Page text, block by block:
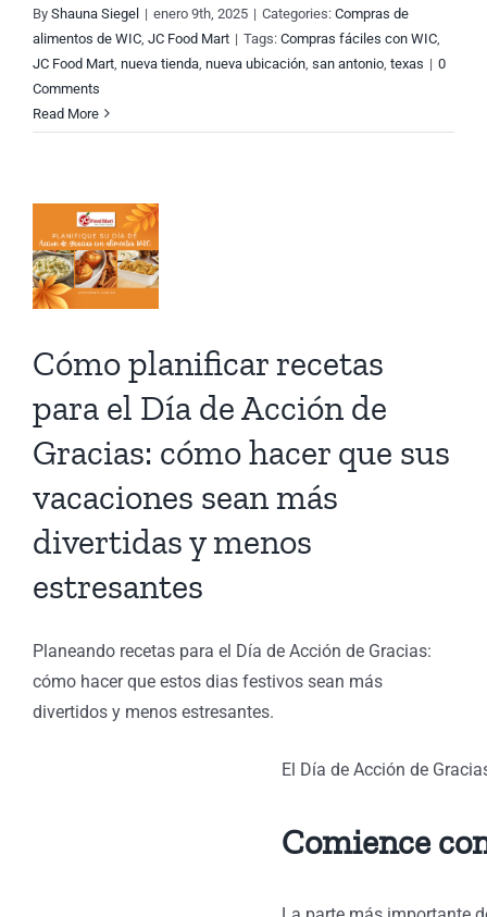
By Shauna Siegel | enero 9th, 2025 | Categories: Compras de
alimentos de WIC JC Food Mart | Tags: Compras fáciles con WIC
JC Food Mart nueva tienda nueva ubicación san antonio texas | 0
Comments
Read More
Cómo planificar recetas
para el Día de Acción de
Gracias: cómo hacer que sus
vacaciones sean más
divertidas y menos
estresantes
Planeando recetas para el Día de Acción de Gracias:
cómo hacer que estos dias festivos sean más
divertidos y menos estresantes.
El Día de Acción de
Comience